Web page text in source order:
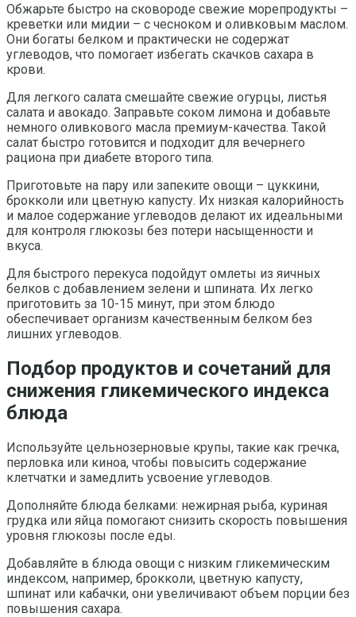
Обжарьте быстро на сковороде свежие морепродукты –
креветки или мидии – с чесноком и оливковым маслом.
Они богаты белком и практически не содержат
углеводов, что помогает избегать скачков сахара в
крови.
Для легкого салата смешайте свежие огурцы, листья
салата и авокадо. Заправьте соком лимона и добавьте
немного оливкового масла премиум-качества. Такой
салат быстро готовится и подходит для вечернего
рациона при диабете второго типа.
Приготовьте на пару или запеките овощи – цуккини,
брокколи или цветную капусту. Их низкая калорийность
и малое содержание углеводов делают их идеальными
для контроля глюкозы без потери насыщенности и
вкуса.
Для быстрого перекуса подойдут омлеты из яичных
белков с добавлением зелени и шпината. Их легко
приготовить за 10-15 минут, при этом блюдо
обеспечивает организм качественным белком без
лишних углеводов.
Подбор продуктов и сочетаний для
снижения гликемического индекса
блюда
Используйте цельнозерновые крупы, такие как гречка,
перловка или киноа, чтобы повысить содержание
клетчатки и замедлить усвоение углеводов.
Дополняйте блюда белками: нежирная рыба, куриная
грудка или яйца помогают снизить скорость повышения
уровня глюкозы после еды.
Добавляйте в блюда овощи с низким гликемическим
индексом, например, брокколи, цветную капусту,
шпинат или кабачки, они увеличивают объем порции без
повышения сахара.